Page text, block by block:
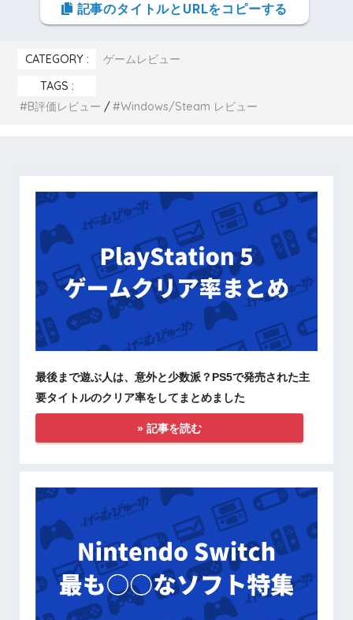
記事のタイトルとURLをコピーする
CATEGORY :
ゲームレビュー
TAGS :
B評価レビュー
Windows/Steam レビュー
最後まで遊ぶ人は、意外と少数派？PS5で発売された主
要タイトルのクリア率をしてまとめました
» 記事を読む